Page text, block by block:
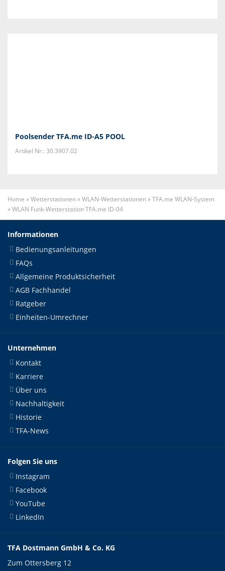
Poolsender TFA.me ID-A5 POOL
Artikel Nr.: 30.3907.02
Home »Wetterstationen»WLAN-Wetterstationen»TFA.me WLAN-System
»WLAN Funk-Wetterstation TFA.me ID-04
Informationen
Bedienungsanleitungen
FAQs
Allgemeine Produktsicherheit
AGB Fachhandel
Ratgeber
Einheiten-Umrechner
Unternehmen
Kontakt
Karriere
Über uns
Nachhaltigkeit
Historie
TFA-News
Folgen Sie uns
Instagram
Facebook
YouTube
LinkedIn
TFA Dostmann GmbH & Co. KG
Zum Ottersberg 12